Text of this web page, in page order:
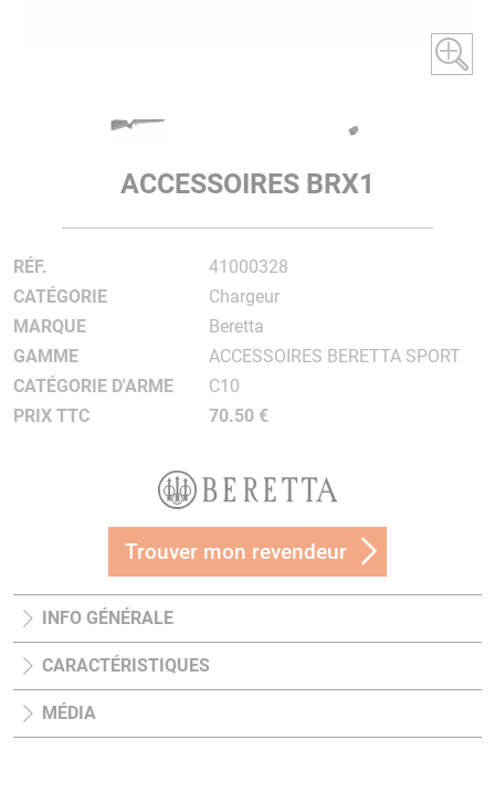
ACCESSOIRES BRX1
RÉF.
41000328
CATÉGORIE
Chargeur
MARQUE
Beretta
GAMME
ACCESSOIRES BERETTA SPORT
CATÉGORIE D'ARME
C10
PRIX TTC
70.50 €
Trouver mon revendeur
INFO GÉNÉRALE
CARACTÉRISTIQUES
MÉDIA